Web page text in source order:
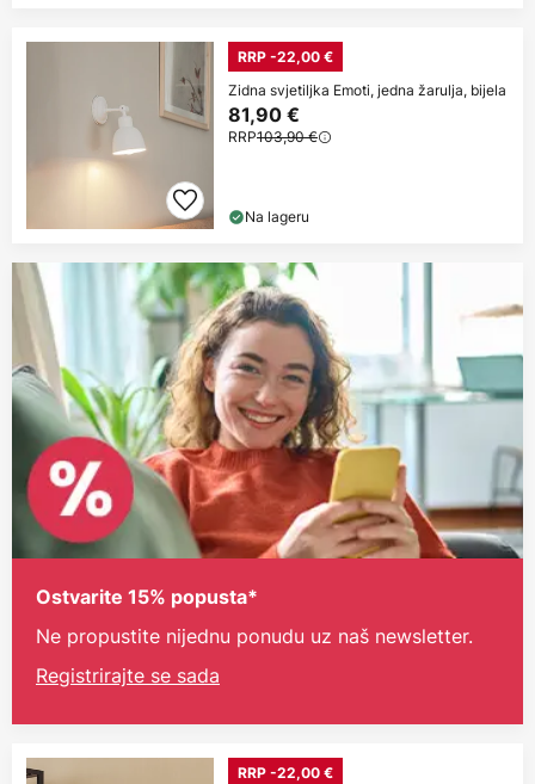
RRP -22,00 €
Zidna svjetiljka Emoti, jedna žarulja, bijela
81,90 €
RRP103,90 €
Na lageru
Ostvarite 15% popusta*
Ne propustite nijednu ponudu uz naš newsletter.
Registrirajte se sada
RRP -22,00 €